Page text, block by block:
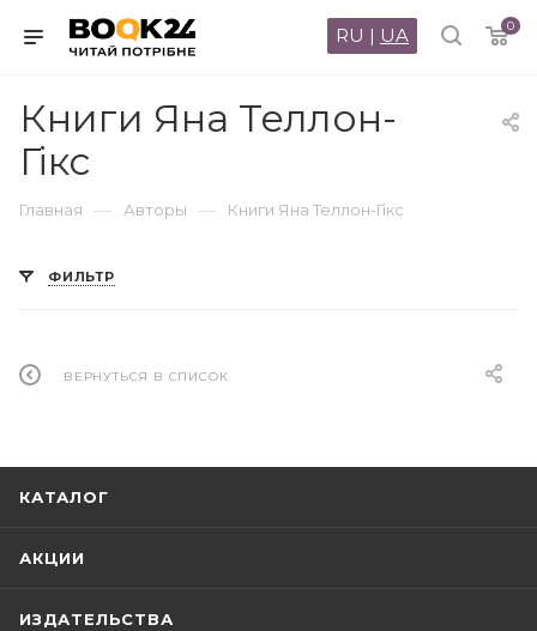
0
RU | UA
Книги Яна Теллон-
Гікс
Главная — Авторы — Книги Яна Теллон-Гікс
ФИЛЬТР
ВЕРНУТЬСЯ В СПИСОК
КАТАЛОГ
АКЦИИ
ИЗДАТЕЛЬСТВА